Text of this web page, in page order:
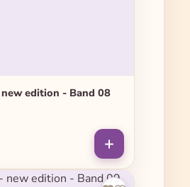
edition - Band 08